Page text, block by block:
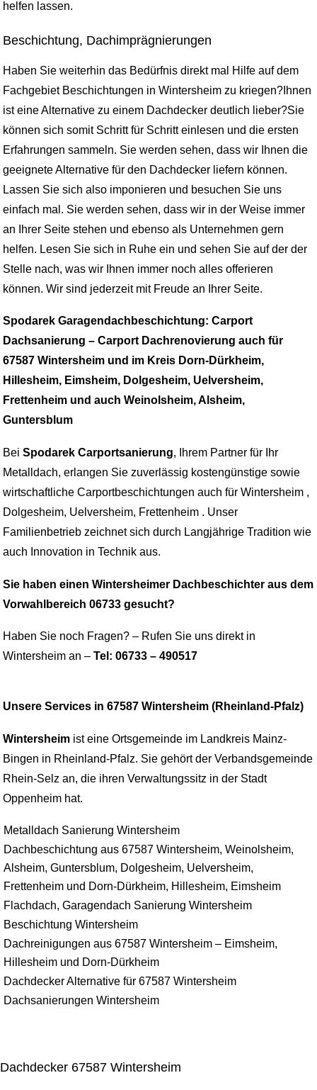
helfen lassen.
Beschichtung, Dachimprägnierungen
Haben Sie weiterhin das Bedürfnis direkt mal Hilfe auf dem
Fachgebiet Beschichtungen in Wintersheim zu kriegen?Ihnen
ist eine Alternative zu einem Dachdecker deutlich lieber?Sie
können sich somit Schritt für Schritt einlesen und die ersten
Erfahrungen sammeln. Sie werden sehen, dass wir Ihnen die
geeignete Alternative für den Dachdecker liefern können.
Lassen Sie sich also imponieren und besuchen Sie uns
einfach mal. Sie werden sehen, dass wir in der Weise immer
an Ihrer Seite stehen und ebenso als Unternehmen gern
helfen. Lesen Sie sich in Ruhe ein und sehen Sie auf der der
Stelle nach, was wir Ihnen immer noch alles offerieren
können. Wir sind jederzeit mit Freude an Ihrer Seite.
Spodarek Garagendachbeschichtung: Carport
Dachsanierung – Carport Dachrenovierung auch für
67587 Wintersheim und im Kreis Dorn-Dürkheim,
Hillesheim, Eimsheim, Dolgesheim, Uelversheim,
Frettenheim und auch Weinolsheim, Alsheim,
Guntersblum
Bei Spodarek Carportsanierung, Ihrem Partner für Ihr
Metalldach, erlangen Sie zuverlässig kostengünstige sowie
wirtschaftliche Carportbeschichtungen auch für Wintersheim ,
Dolgesheim, Uelversheim, Frettenheim . Unser
Familienbetrieb zeichnet sich durch Langjährige Tradition wie
auch Innovation in Technik aus.
Sie haben einen Wintersheimer Dachbeschichter aus dem
Vorwahlbereich 06733 gesucht?
Haben Sie noch Fragen? – Rufen Sie uns direkt in
Wintersheim an – Tel: 06733 – 490517
Unsere Services in 67587 Wintersheim (Rheinland-Pfalz)
Wintersheim ist eine Ortsgemeinde im Landkreis Mainz-
Bingen in Rheinland-Pfalz. Sie gehört der Verbandsgemeinde
Rhein-Selz an, die ihren Verwaltungssitz in der Stadt
Oppenheim hat.
Metalldach Sanierung Wintersheim
Dachbeschichtung aus 67587 Wintersheim, Weinolsheim,
Alsheim, Guntersblum, Dolgesheim, Uelversheim,
Frettenheim und Dorn-Dürkheim, Hillesheim, Eimsheim
Flachdach, Garagendach Sanierung Wintersheim
Beschichtung Wintersheim
Dachreinigungen aus 67587 Wintersheim – Eimsheim,
Hillesheim und Dorn-Dürkheim
Dachdecker Alternative für 67587 Wintersheim
Dachsanierungen Wintersheim
Dachdecker 67587 Wintersheim